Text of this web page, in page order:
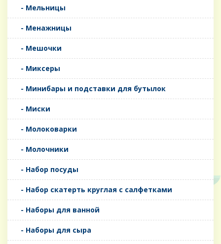
- Мельницы
- Менажницы
- Мешочки
- Миксеры
- Минибары и подставки для бутылок
- Миски
- Молоковарки
- Молочники
- Набор посуды
- Набор скатерть круглая с салфетками
- Наборы для ванной
- Наборы для сыра